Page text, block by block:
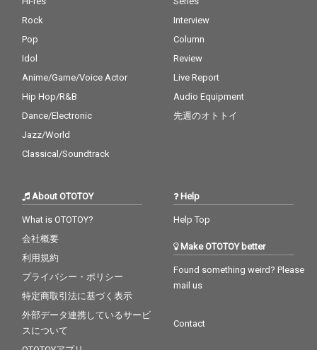
Rock
Pop
Idol
Anime/Game/Voice Actor
Hip Hop/R&B
Dance/Electronic
Jazz/World
Classical/Soundtrack
Interview
Column
Review
Live Report
Audio Equipment
先週のオトトイ
About OTOTOY
What is OTOTOY?
会社概要
利用規約
プライバシー・ポリシー
特定商取引法に基づく表示
外部データ連携しているサービ
スについて
Help
Help Top
Make OTOTOY better
Found something weird? Please
mail us
Contact